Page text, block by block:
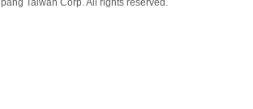
Taiwan Corp. All rights reserved.